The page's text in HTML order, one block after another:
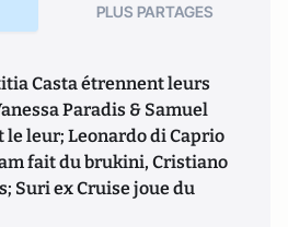
PLUS PARTAGES
Casta étrennent leurs
Paradis & Samuel
leur; Leonardo di Caprio
fait du brukini, Cristiano
Suri ex Cruise joue du